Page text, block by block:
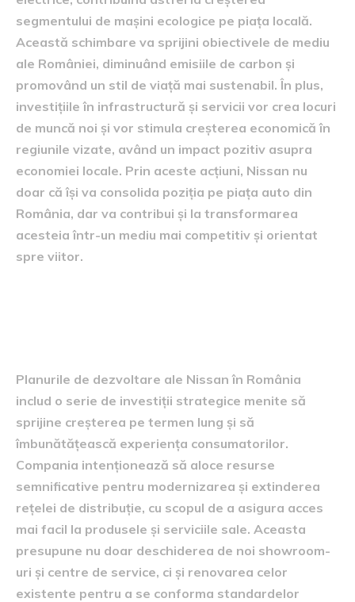
segmentului de mașini ecologice pe piața locală.
Această schimbare va sprijini obiectivele de mediu
ale României, diminuând emisiile de carbon și
promovând un stil de viață mai sustenabil. În plus,
investițiile în infrastructură și servicii vor crea locuri
de muncă noi și vor stimula creșterea economică în
regiunile vizate, având un impact pozitiv asupra
economiei locale. Prin aceste acțiuni, Nissan nu
doar că își va consolida poziția pe piața auto din
România, dar va contribui și la transformarea
acesteia într-un mediu mai competitiv și orientat
spre viitor.
Planurile de dezvoltare ale Nissan în România
includ o serie de investiții strategice menite să
sprijine creșterea pe termen lung și să
îmbunătățească experiența consumatorilor.
Compania intenționează să aloce resurse
semnificative pentru modernizarea și extinderea
rețelei de distribuție, cu scopul de a asigura acces
mai facil la produsele și serviciile sale. Aceasta
presupune nu doar deschiderea de noi showroom-
uri și centre de service, ci și renovarea celor
existente pentru a se conforma standardelor